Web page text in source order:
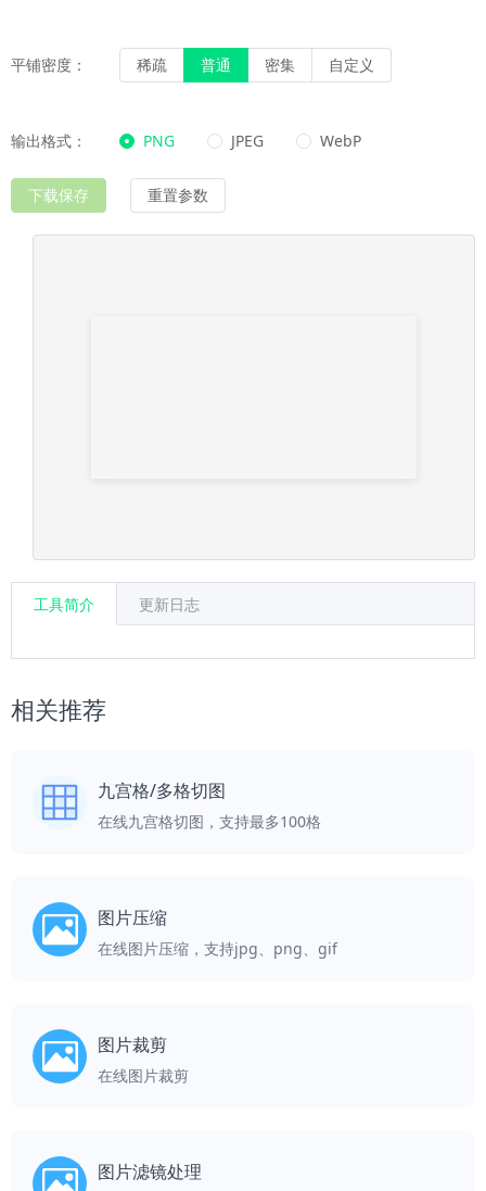
平铺密度： 稀疏 普通 密集 自定义
输出格式： PNG JPEG WebP
下载保存 重置参数
工具简介 更新日志
相关推荐
九宫格/多格切图
在线九宫格切图，支持最多100格
图片压缩
在线图片压缩，支持jpg、png、gif
图片裁剪
在线图片裁剪
图片滤镜处理